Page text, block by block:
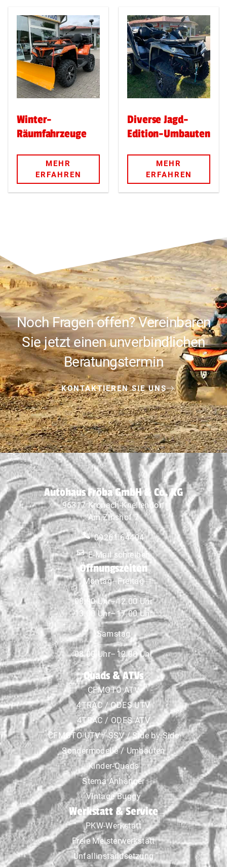
Winter-
Räumfahrzeuge
MEHR
ERFAHREN
Diverse Jagd-
Edition-Umbauten
MEHR
ERFAHREN
Noch Fragen offen? Vereinbaren
Sie jetzt einen unverbindlichen
Beratungstermin
KONTAKTIEREN SIE UNS
Autohaus Fröba GmbH & Co. KG
96317 Kronach-Knellendorf
Am Zinshof 7
09261 64404
E-Mail schreiben
Öffnungszeiten
Montag–Freitag
08.00 Uhr–12.00 Uhr
13.00 Uhr–17.00 Uhr
Samstag
08.00 Uhr–12.00 Uhr
Quads & ATVs
CFMOTO ATV
4TRAC / ODES UTV
4TRAC / ODES ATV
CFMOTO UTV / SSV / Side by Side
Sondermodelle / Umbauten
Kinder-Quads
Stema Anhänger
Vintage Buggy
Werkstatt & Service
PKW-Werkstatt
Freie Meisterwerkstatt
Unfallinstandsetzung